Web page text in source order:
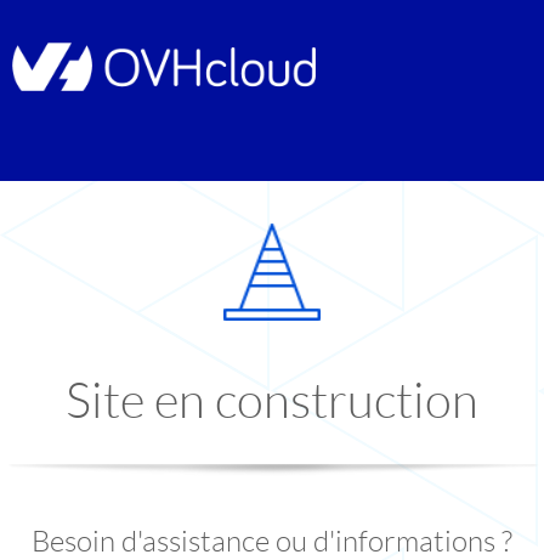
Site en construction
Besoin d'assistance ou d'informations ?